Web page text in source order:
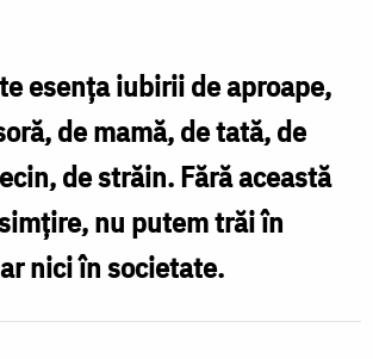
esența iubirii de aproape,
de mamă, de tată, de
de străin. Fără această
nu putem trăi în
nici în societate.